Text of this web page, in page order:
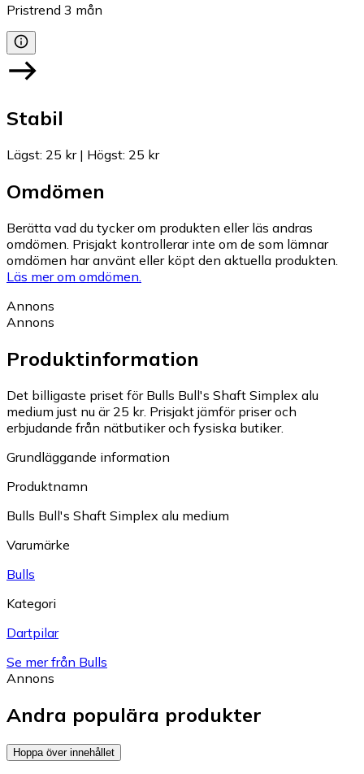
Pristrend 3 mån
Stabil
Lägst: 25 kr| Högst: 25 kr
Omdömen
Berätta vad du tycker om produkten eller läs andras
omdömen. Prisjakt kontrollerar inte om de som lämnar
omdömen har använt eller köpt den aktuella produkten.
Läs mer om omdömen.
Annons
Annons
Produktinformation
Det billigaste priset för Bulls Bull's Shaft Simplex alu
medium just nu är 25 kr. Prisjakt jämför priser och
erbjudande från nätbutiker och fysiska butiker.
Grundläggande information
Produktnamn
Bulls Bull's Shaft Simplex alu medium
Varumärke
Bulls
Kategori
Dartpilar
Se mer från Bulls
Annons
Andra populära produkter
Hoppa över innehållet